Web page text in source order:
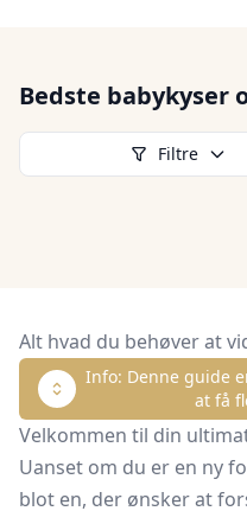
Bedste babykyser
Filtre
Alt hvad du behøver at
Info: Denne guide
at få
Velkommen til din
Uanset om du er en ny
blot en, der ønsker at